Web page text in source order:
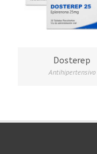
Dosterep
Antihipertensivo